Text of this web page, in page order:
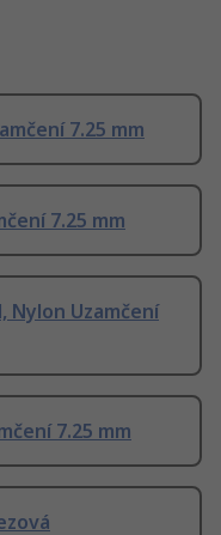
7.25 mm
7.25 mm
Nylon Uzamčení
7.25 mm